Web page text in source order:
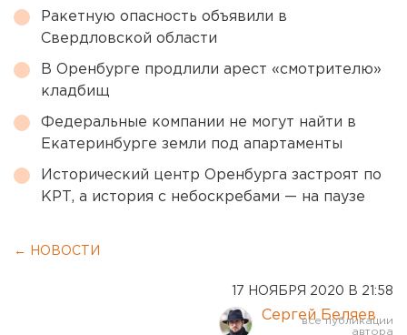
Ракетную опасность объявили в
Свердловской области
В Оренбурге продлили арест «смотрителю»
кладбищ
Федеральные компании не могут найти в
Екатеринбурге земли под апартаменты
Исторический центр Оренбурга застроят по
КРТ, а история с небоскребами — на паузе
← НОВОСТИ
17 НОЯБРЯ 2020 В 21:58
Сергей Беляев